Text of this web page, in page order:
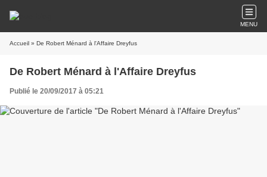
MENU
Accueil » De Robert Ménard à l'Affaire Dreyfus
De Robert Ménard à l'Affaire Dreyfus
Publié le 20/09/2017 à 05:21